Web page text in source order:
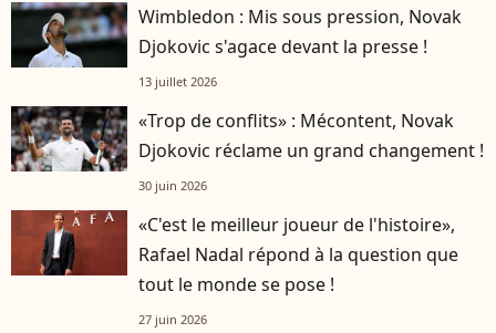
Wimbledon : Mis sous pression, Novak
Djokovic s'agace devant la presse !
13 juillet 2026
«Trop de conflits» : Mécontent, Novak
Djokovic réclame un grand changement !
30 juin 2026
«C'est le meilleur joueur de l'histoire»,
Rafael Nadal répond à la question que
tout le monde se pose !
27 juin 2026